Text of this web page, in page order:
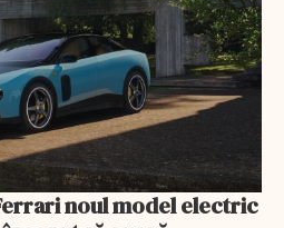
noul model electric